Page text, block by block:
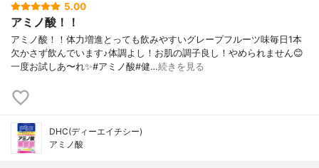
5.00
アミノ酸！！
アミノ酸！！体力増進とっても飲みやすいグレープフルーツ味毎日1本
欠かさず飲んでいます♪体調よし！お肌の調子良し！やめられません😊
一度お試しあ〜れ✨#アミノ酸#健…続きを見る
DHC(ディーエイチシー)
アミノ酸